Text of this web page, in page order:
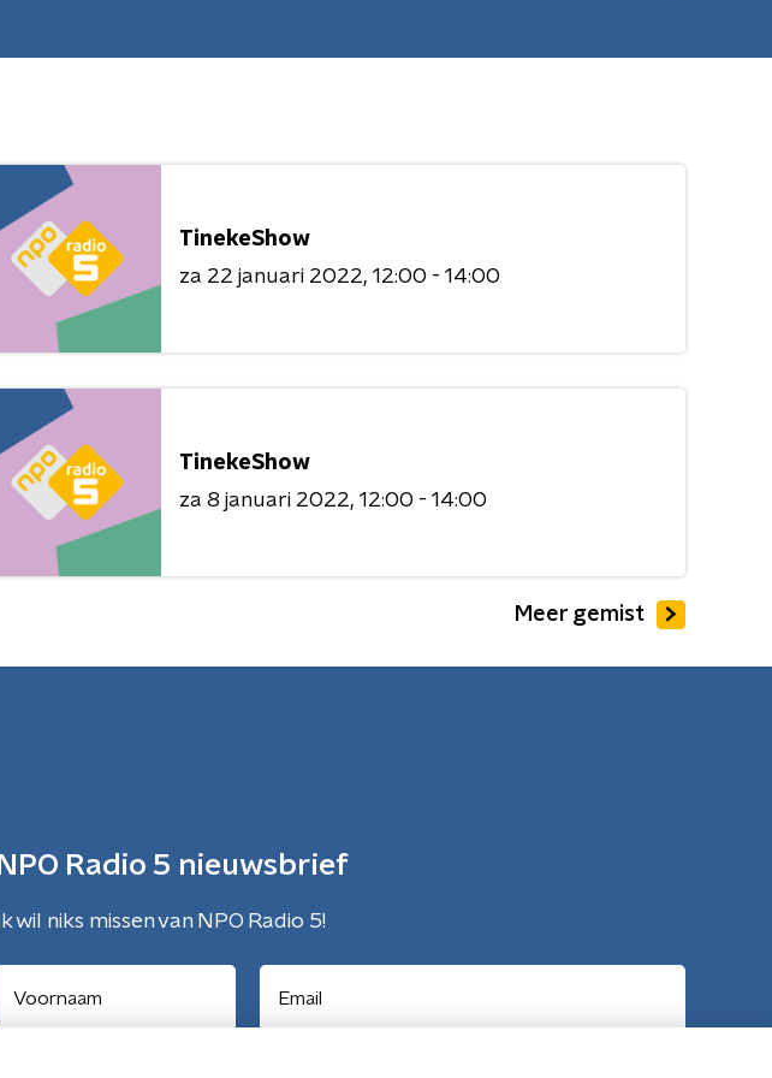
TinekeShow
za 22 januari 2022 12:00 - 14:00
TinekeShow
za 8 januari 2022 12:00 - 14:00
Meer gemist
NPO Radio 5 nieuwsbrief
Ik wil niks missen van NPO Radio 5!